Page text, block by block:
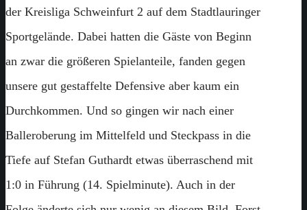
der Kreisliga Schweinfurt 2 auf dem Stadtlauringer
Sportgelände. Dabei hatten die Gäste von Beginn
an zwar die größeren Spielanteile, fanden gegen
unsere gut gestaffelte Defensive aber kaum ein
Durchkommen. Und so gingen wir nach einer
Balleroberung im Mittelfeld und Steckpass in die
Tiefe auf Stefan Guthardt etwas überraschend mit
1:0 in Führung (14. Spielminute). Auch in der